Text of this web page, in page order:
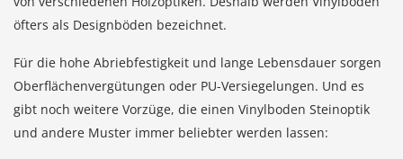
öfters als Designböden bezeichnet.
Für die hohe Abriebfestigkeit und lange Lebensdauer sorgen
Oberflächenvergütungen oder PU-Versiegelungen. Und es
gibt noch weitere Vorzüge, die einen Vinylboden Steinoptik
und andere Muster immer beliebter werden lassen: